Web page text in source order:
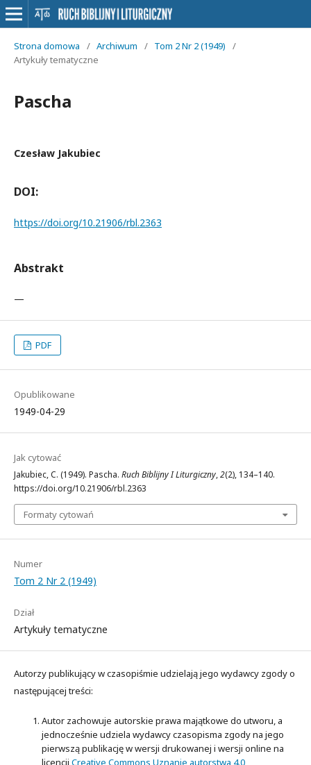
Strona domowa / Archiwum / Tom 2 Nr 2 (1949)
/
Artykuły tematyczne
Pascha
Czesław Jakubiec
DOI:
https://doi.org/10.21906/rbl.2363
Abstrakt
—
PDF
Opublikowane
1949-04-29
Jak cytować
Jakubiec, C. (1949). Pascha. Ruch Biblijny I Liturgiczny,2(2), 134–140.
https://doi.org/10.21906/rbl.2363
Formaty cytowań
Numer
Tom 2 Nr 2 (1949)
Dział
Artykuły tematyczne
Autorzy publikujący w czasopiśmie udzielają jego wydawcy zgody o
następującej treści:
Autor zachowuje autorskie prawa majątkowe do utworu, a
jednocześnie udziela wydawcy czasopisma zgody na jego
pierwszą publikację w wersji drukowanej i wersji online na
licencji Creative Commons Uznanie autorstwa 4.0